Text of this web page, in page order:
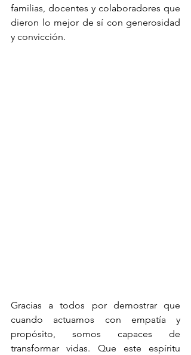
familias, docentes y colaboradores que
dieron lo mejor de sí con generosidad
y convicción.
Gracias a todos por demostrar que
cuando actuamos con empatía y
propósito, somos capaces de
transformar vidas. Que este espíritu